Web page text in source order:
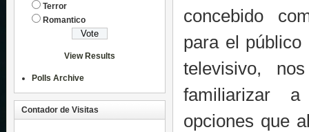
concebido
para el público
televisivo,
familiarizar
opciones que
Terror
Romantico
View Results
Polls Archive
Contador de Visitas